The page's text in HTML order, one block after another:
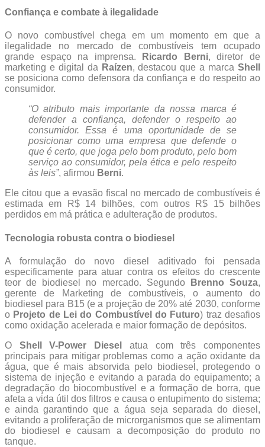
Confiança e combate à ilegalidade
O novo combustível chega em um momento em que a
ilegalidade no mercado de combustíveis tem ocupado
grande espaço na imprensa.
Ricardo Berni, diretor de
marketing e digital da Raízen, destacou que a marcaShell
se posiciona como defensora da confiança e do respeito ao
consumidor.
“O atributo mais importante da nossa marca é
defender a confiança, defender o respeito ao
consumidor. Essa é uma oportunidade de se
posicionar como uma empresa que defende o
que é certo, que joga pelo bom produto, pelo bom
serviço ao consumidor, pela ética e pelo respeito
às leis”, afirmou Berni.
Ele citou que a evasão fiscal no mercado de combustíveis é
estimada em R$ 14 bilhões, com outros R$ 15 bilhões
perdidos em má prática e adulteração de produtos.
Tecnologia robusta contra o biodiesel
A formulação do novo diesel aditivado foi pensada
especificamente para atuar contra os efeitos do crescente
teor de biodiesel no mercado. Segundo
Brenno Souza,
gerente de Marketing de combustíveis, o aumento do
biodiesel para B15 (e a projeção de 20% até 2030, conforme
o Projeto de Lei do Combustível do Futuro) traz desafios
como oxidação acelerada e maior formação de depósitos.
O Shell V-Power Diesel
atua com três componentes
principais para mitigar problemas como a ação oxidante da
água, que é mais absorvida pelo biodiesel, protegendo o
sistema de injeção e evitando a parada do equipamento; a
degradação do biocombustível e a formação de borra, que
afeta a vida útil dos filtros e causa o entupimento do sistema;
e ainda garantindo que a água seja separada do diesel,
evitando a proliferação de microrganismos que se alimentam
do biodiesel e causam a decomposição do produto no
tanque.